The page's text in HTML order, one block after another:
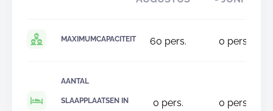
MAXIMUMCAPACITEIT 60 pers. 0 pers.
AANTAL
SLAAPPLAATSEN IN 0 pers. 0 pers.